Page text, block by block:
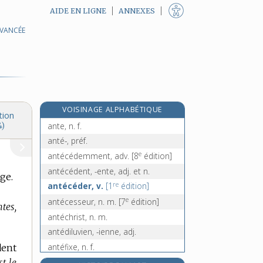
AIDE EN LIGNE ANNEXES
VOISINAGE ALPHABÉTIQUE
Antarès, n. m.[7eédition]
ante, n. f.
anté-, préf.
antécédemment, adv. [8e édition]
antécédent, -ente, adj. et n.
antécéder, v. [1 re édition]
antécesseur, n. m. [7e édition]
antéchrist, n. m.
antédiluvien, -ienne, adj.
antéfixe, n. f.